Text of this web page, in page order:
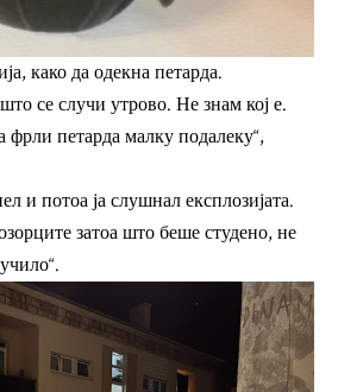
како да одекна петарда.
се случи утрово. Не знам кој е.
фрли петарда малку подалеку“,
и потоа ја слушнал експлозијата.
затоа што беше студено, не